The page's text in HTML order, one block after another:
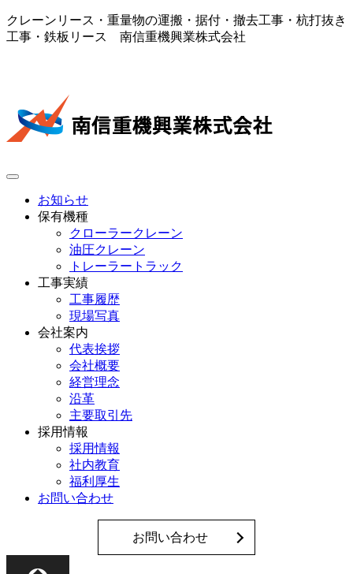
クレーンリース・重量物の運搬・据付・撤去工事・杭打抜き
工事・鉄板リース 南信重機興業株式会社
お知らせ
保有機種
クローラークレーン
油圧クレーン
トレーラートラック
工事実績
工事履歴
現場写真
会社案内
代表挨拶
会社概要
経営理念
沿革
主要取引先
採用情報
採用情報
社内教育
福利厚生
お問い合わせ
お問い合わせ